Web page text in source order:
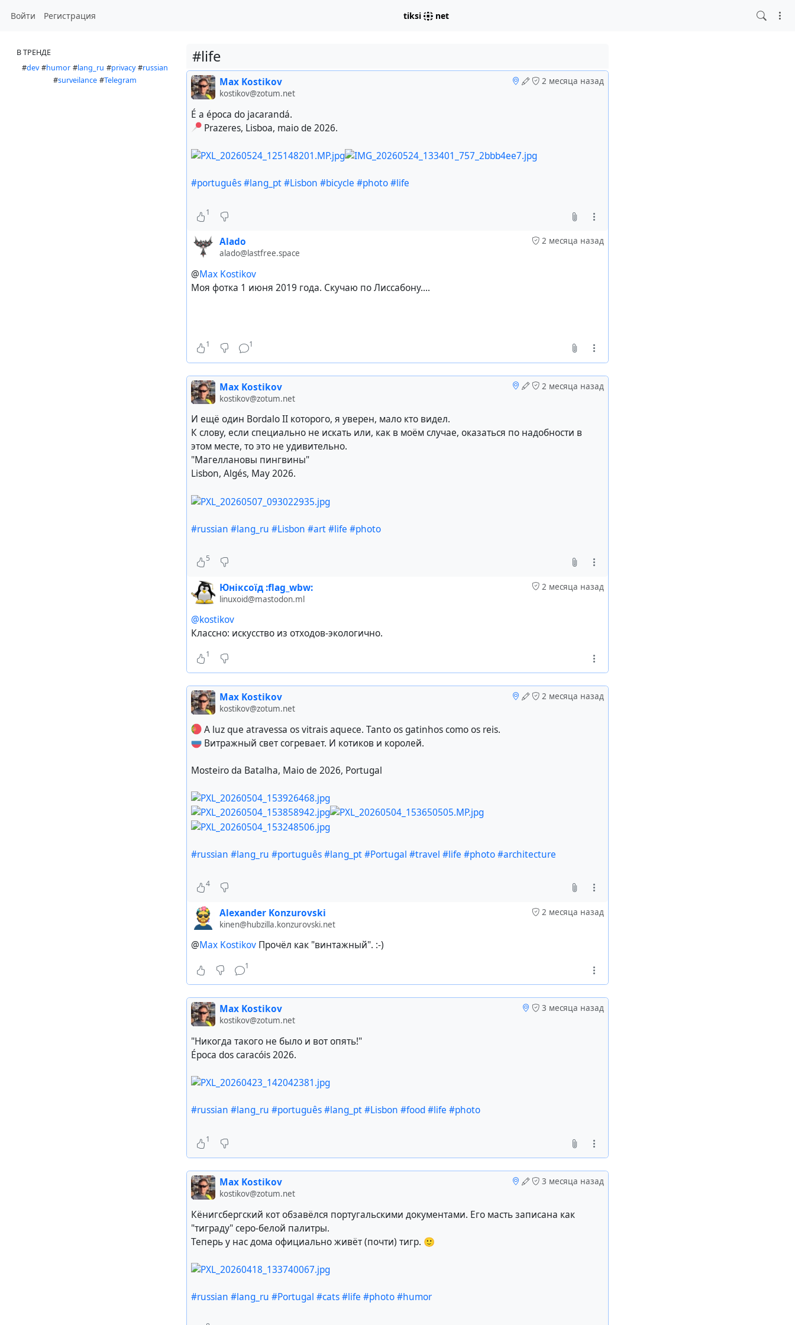
Войти Регистрация tiksi net
В ТРЕНДЕ
#dev #humor #lang_ru #privacy #russian
#surveilance #Telegram
#life
2 месяца назад
Max Kostikov
kostikov@zotum.net
É a época do jacarandá.
Prazeres, Lisboa, maio de 2026.
#português#lang_pt#Lisbon #bicycle #photo#life
1
2 месяца назад
Alado
alado@lastfree.space
@Max Kostikov
Моя фотка 1 июня 2019 года. Скучаю по Лиссабону....
1 1
2 месяца назад
Max Kostikov
kostikov@zotum.net
И ещё один Bordalo II которого, я уверен, мало кто видел.
К слову, если специально не искать или, как в моём случае, оказаться по надобности в
этом месте, то это не удивительно.
"Магеллановы пингвины"
Lisbon, Algés, May 2026.
#russian #lang_ru #Lisbon #art#life #photo
5
2 месяца назад
Юніксоїд :flag_wbw:
linuxoid@mastodon.ml
@kostikov
Классно: искусство из отходов-экологично.
1
2 месяца назад
Max Kostikov
kostikov@zotum.net
A luz que atravessa os vitrais aquece. Tanto os gatinhos como os reis.
Витражный свет согревает. И котиков и королей.
Mosteiro da Batalha, Maio de 2026, Portugal
#russian #lang_ru #português#lang_pt#Portugal #travel #life #photo#architecture
4
2 месяца назад
Alexander Konzurovski
kinen@hubzilla.konzurovski.net
@Max Kostikov Прочёл как "винтажный". :-)
1
3 месяца назад
Max Kostikov
kostikov@zotum.net
"Никогда такого не было и вот опять!"
Época dos caracóis 2026.
#russian #lang_ru #português#lang_pt#Lisbon #food#life #photo
1
3 месяца назад
Max Kostikov
kostikov@zotum.net
Кёнигсбергский кот обзавёлся португальскими документами. Его масть записана как
"тиграду" серо-белой палитры.
Теперь у нас дома официально живёт (почти) тигр. 🙂
#russian #lang_ru #Portugal #cats#life #photo#humor